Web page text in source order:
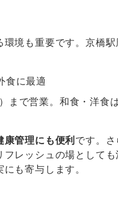
境も重要です。京橋
食に最適
まで営業。和食・洋食
管理にも便利 です。
レッシュの場として
も寄与します。